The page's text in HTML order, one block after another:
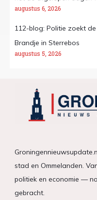
augustus 6, 2026
112-blog: Politie zoekt
Brandje in Sterrebos
augustus 5, 2026
stad en Ommelanden.
politiek en economie —
gebracht.